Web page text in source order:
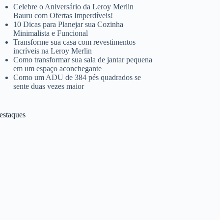
Celebre o Aniversário da Leroy Merlin
Bauru com Ofertas Imperdíveis!
10 Dicas para Planejar sua Cozinha
Minimalista e Funcional
Transforme sua casa com revestimentos
incríveis na Leroy Merlin
Como transformar sua sala de jantar pequena
em um espaço aconchegante
Como um ADU de 384 pés quadrados se
sente duas vezes maior